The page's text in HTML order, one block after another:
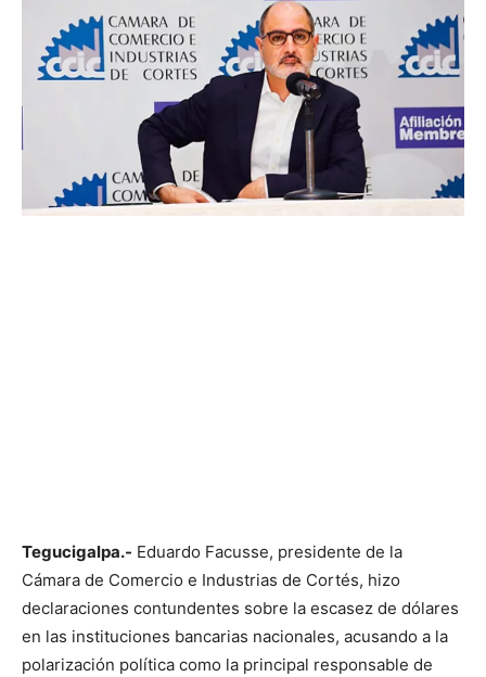
Tegucigalpa.- Eduardo Facusse, presidente de la
Cámara de Comercio e Industrias de Cortés, hizo
declaraciones contundentes sobre la escasez de dólares
en las instituciones bancarias nacionales, acusando a la
polarización política como la principal responsable de